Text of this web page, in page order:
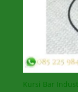
Kursi Bar